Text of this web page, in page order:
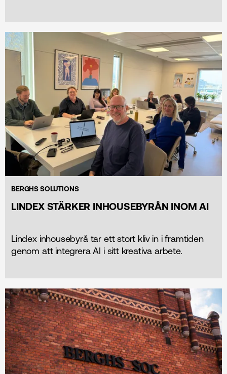
BERGHS SOLUTIONS
LINDEX STÄRKER INHOUSEBYRÅN INOM AI
Lindex inhousebyrå tar ett stort kliv in i framtiden
genom att integrera AI i sitt kreativa arbete.